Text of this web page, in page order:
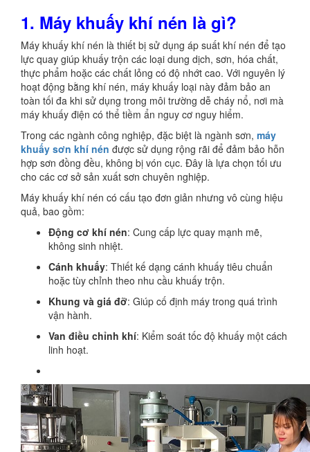
1. Máy khuấy khí nén là gì?
Máy khuấy khí nén là thiết bị sử dụng áp suất khí nén để tạo
lực quay giúp khuấy trộn các loại dung dịch, sơn, hóa chất,
thực phẩm hoặc các chất lỏng có độ nhớt cao. Với nguyên lý
hoạt động bằng khí nén, máy khuấy loại này đảm bảo an
toàn tối đa khi sử dụng trong môi trường dễ cháy nổ, nơi mà
máy khuấy điện có thể tiềm ẩn nguy cơ nguy hiểm.
Trong các ngành công nghiệp, đặc biệt là ngành sơn, máy
khuấy sơn khí nén được sử dụng rộng rãi để đảm bảo hỗn
hợp sơn đồng đều, không bị vón cục. Đây là lựa chọn tối ưu
cho các cơ sở sản xuất sơn chuyên nghiệp.
Máy khuấy khí nén có cấu tạo đơn giản nhưng vô cùng hiệu
quả, bao gồm:
Động cơ khí nén: Cung cấp lực quay mạnh mẽ,
không sinh nhiệt.
Cánh khuấy: Thiết kế dạng cánh khuấy tiêu chuẩn
hoặc tùy chỉnh theo nhu cầu khuấy trộn.
Khung và giá đỡ: Giúp cố định máy trong quá trình
vận hành.
Van điều chỉnh khí: Kiểm soát tốc độ khuấy một cách
linh hoạt.